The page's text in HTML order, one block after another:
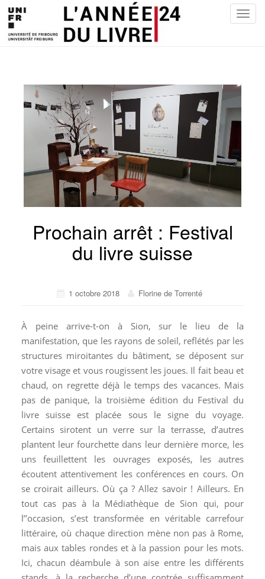
T
Prochain arrêt : Festival
du livre suisse
1 octobre 2018 Florine de Torrenté
À peine arrive-t-on à Sion, sur le lieu de la
manifestation, que les rayons de soleil, reflétés par les
structures miroitantes du bâtiment, se déposent sur
votre visage et vous rougissent les joues. Il fait beau et
chaud, on regrette déjà le temps des vacances. Mais
pas de panique, la troisième édition du Festival du
livre suisse est placée sous le signe du voyage.
Certains sirotent un verre sur la terrasse, d’autres
plantent leur fourchette dans leur dernière morce, les
uns feuillettent les ouvrages exposés, les autres
écoutent attentivement les conférences en cours. On
se croirait ailleurs. Où ça ? Allez savoir ! Ailleurs. En
tout cas pas à la Médiathèque de Sion qui, pour
l’’occasion, s’est transformée en véritable carrefour
littéraire, où chaque direction mène non pas à Rome,
mais aux tables rondes et à la passion pour les mots.
Ici, chacun déambule à son aise entre les différents